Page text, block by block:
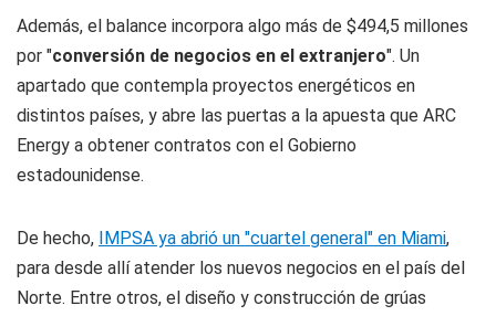
Además, el balance incorpora algo más de $494,5 millones
por "conversión de negocios en el extranjero". Un
apartado que contempla proyectos energéticos en
distintos países, y abre las puertas a la apuesta que ARC
Energy a obtener contratos con el Gobierno
estadounidense.
De hecho, IMPSA ya abrió un "cuartel general" en Miami,
para desde allí atender los nuevos negocios en el país del
Norte. Entre otros, el diseño y construcción de grúas